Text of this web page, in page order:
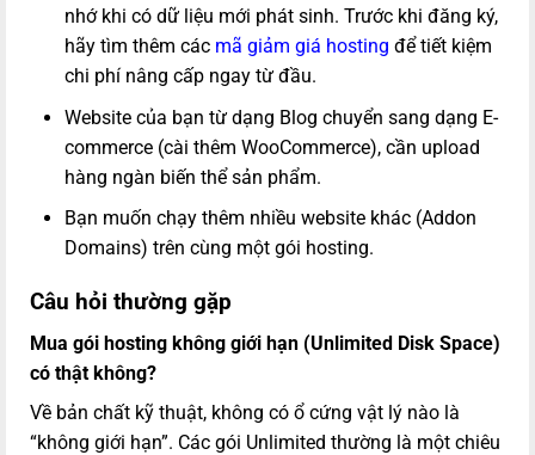
nhớ khi có dữ liệu mới phát sinh. Trước khi đăng ký,
hãy tìm thêm các mã giảm giá hosting để tiết kiệm
chi phí nâng cấp ngay từ đầu.
Website của bạn từ dạng Blog chuyển sang dạng E-
commerce (cài thêm WooCommerce), cần upload
hàng ngàn biến thể sản phẩm.
Bạn muốn chạy thêm nhiều website khác (Addon
Domains) trên cùng một gói hosting.
Câu hỏi thường gặp
Mua gói hosting không giới hạn (Unlimited Disk Space)
có thật không?
Về bản chất kỹ thuật, không có ổ cứng vật lý nào là
“không giới hạn”. Các gói Unlimited thường là một chiêu